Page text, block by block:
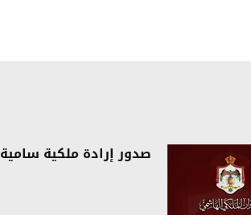
صدور إرادة ملكية سامية